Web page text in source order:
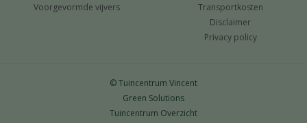
Voorgevormde vijvers
Transportkosten
Disclaimer
Privacy policy
© Tuincentrum Vincent
Green Solutions
Tuincentrum Overzicht